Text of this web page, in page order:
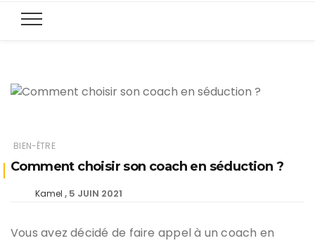
BIEN-ÊTRE
Comment choisir son coach en séduction ?
Kamel 5 JUIN 2021
Vous avez décidé de faire appel à un coach en